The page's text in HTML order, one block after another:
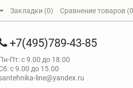
Закладки (0) Сравнение товаров
+7(495)789-43-85
Пт: с 9.00 до 18.00
с 9.00 до 15.00
line@yandex.ru